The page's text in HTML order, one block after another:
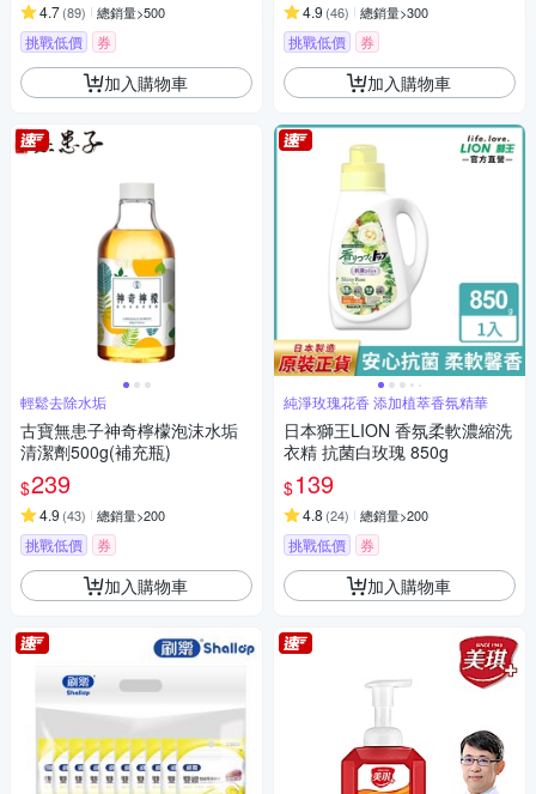
4.7(89) 總銷量>500
挑戰低價 券
加入購物車
輕鬆去除水垢
古寶無患子神奇檸檬泡沫水垢
清潔劑500g(補充瓶)
$239
4.9 (43) 總銷量>200
挑戰低價 券
加入購物車
4.9 (46) 總銷量>300
挑戰低價 券
加入購物車
純淨玫瑰花香 添加植萃香氛精華
日本獅王LION 香氛柔軟濃縮洗
衣精 抗菌白玫瑰 850g
$139
4.8 (24) 總銷量>200
挑戰低價 券
加入購物車